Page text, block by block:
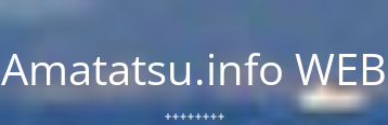
Amatatsu.info WEB
++++++++